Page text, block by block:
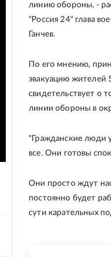
линию обороны, -
"Россия 24" глава
Ганчев.
По его мнению,
эвакуацию жителей
свидетельствует о
линии обороны в
"Гражданские люди
все. Они готовы
Они просто ждут
постоянно будет
сути карательных